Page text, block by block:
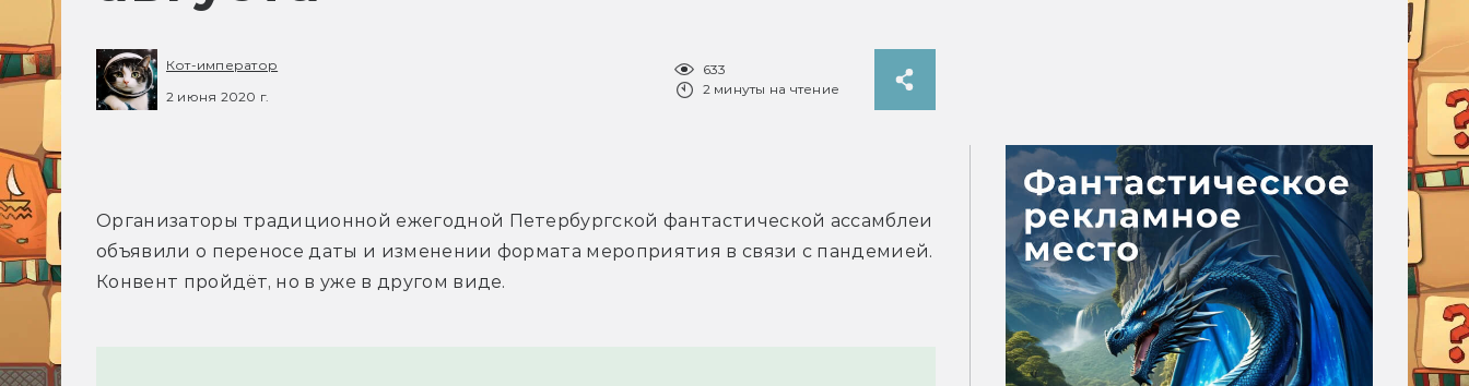
Кот-император
2 июня 2020 г.
633
2 минуты на чтение
Организаторы традиционной ежегодной Петербургской фантастической ассамблеи
объявили о переносе даты и изменении формата мероприятия в связи с пандемией.
Конвент пройдёт, но в уже в другом виде.